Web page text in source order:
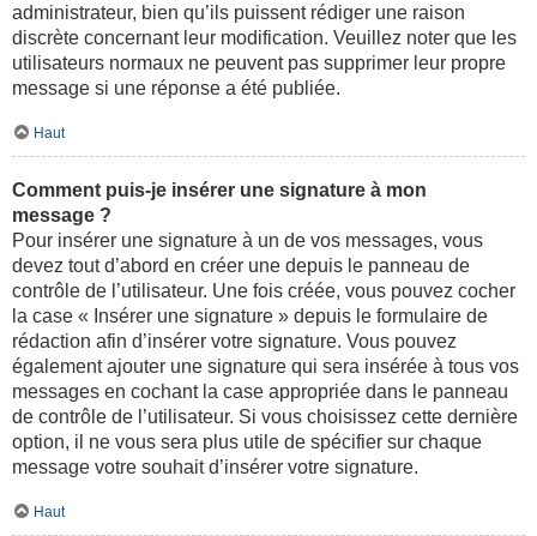
administrateur, bien qu’ils puissent rédiger une raison
discrète concernant leur modification. Veuillez noter que les
utilisateurs normaux ne peuvent pas supprimer leur propre
message si une réponse a été publiée.
Haut
Comment puis-je insérer une signature à mon
message ?
Pour insérer une signature à un de vos messages, vous
devez tout d’abord en créer une depuis le panneau de
contrôle de l’utilisateur. Une fois créée, vous pouvez cocher
la case « Insérer une signature » depuis le formulaire de
rédaction afin d’insérer votre signature. Vous pouvez
également ajouter une signature qui sera insérée à tous vos
messages en cochant la case appropriée dans le panneau
de contrôle de l’utilisateur. Si vous choisissez cette dernière
option, il ne vous sera plus utile de spécifier sur chaque
message votre souhait d’insérer votre signature.
Haut